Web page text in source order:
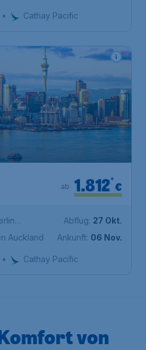
• Cathay Pacific
€
1.812*
ab
Auckland
Abflug: 27 Okt.
Ankunft: 06 Nov.
• Cathay Pacific
von